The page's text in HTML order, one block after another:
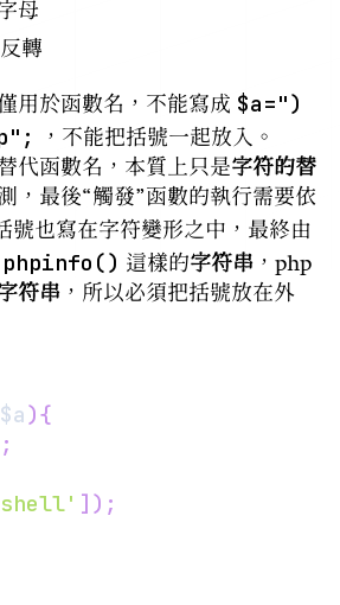
母
轉
用於函數名，不能寫成 $a=")
，不能把括號一起放入。
代函數名，本質上只是字符的替
，最後“觸發”函數的執行需要依
號也寫在字符變形之中，最終由
phpinfo() 這樣的字符串 ，php
符串 ，所以必須把括號放在外
$a){
;
] ) ;